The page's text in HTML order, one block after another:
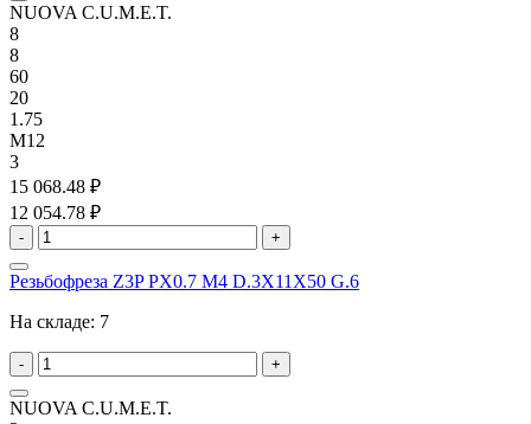
NUOVA C.U.M.E.T.
8
8
60
20
1.75
M12
3
15 068.48 ₽
12 054.78 ₽
- +
Резьбофреза Z3P PX0.7 M4 D.3X11X50 G.6
На складе: 7
- +
NUOVA C.U.M.E.T.